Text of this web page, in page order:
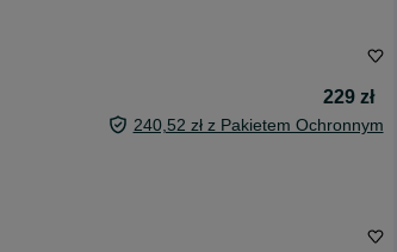
229 zł
240,52 zł z Pakietem Ochronnym